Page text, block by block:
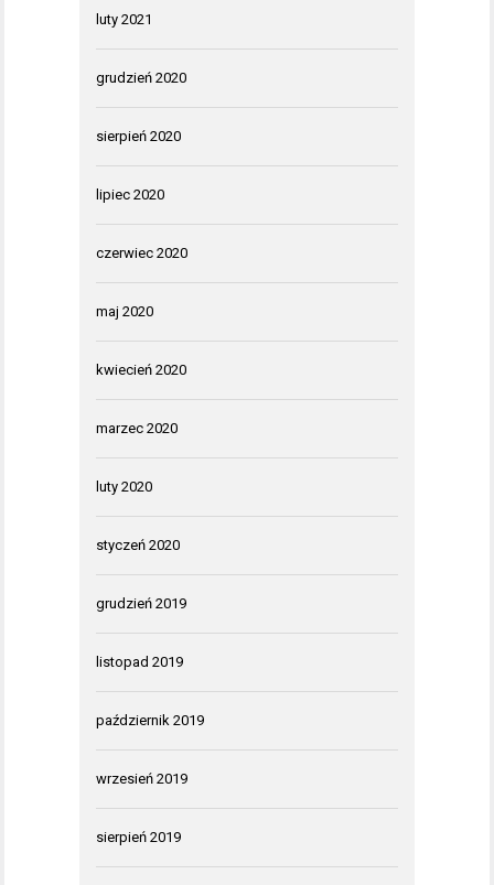
luty 2021
grudzień 2020
sierpień 2020
lipiec 2020
czerwiec 2020
maj 2020
kwiecień 2020
marzec 2020
luty 2020
styczeń 2020
grudzień 2019
listopad 2019
październik 2019
wrzesień 2019
sierpień 2019